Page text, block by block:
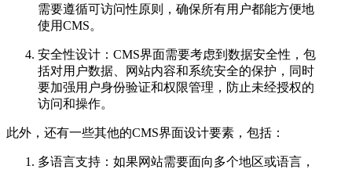
需要遵循可访问性原则，确保所有用户都能方便地
使用CMS。
安全性设计：CMS界面需要考虑到数据安全性，包
括对用户数据、网站内容和系统安全的保护，同时
要加强用户身份验证和权限管理，防止未经授权的
访问和操作。
此外，还有一些其他的CMS界面设计要素，包括：
多语言支持：如果网站需要面向多个地区或语言，